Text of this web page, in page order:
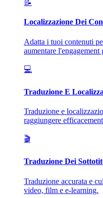
📝
Localizzazione Dei
Adatta i tuoi contenuti
aumentare l'engagement
💻
Traduzione E
Traduzione e
raggiungere
🎬
Traduzione Dei
Traduzione accurata e
video, film e e-learning.